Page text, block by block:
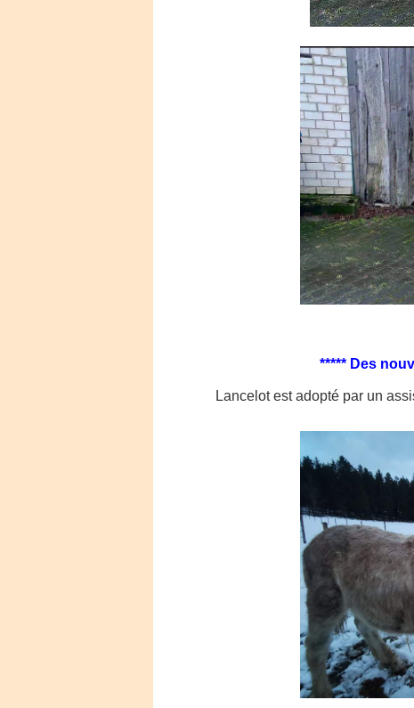
***** Des
Lancelot est adopté par un